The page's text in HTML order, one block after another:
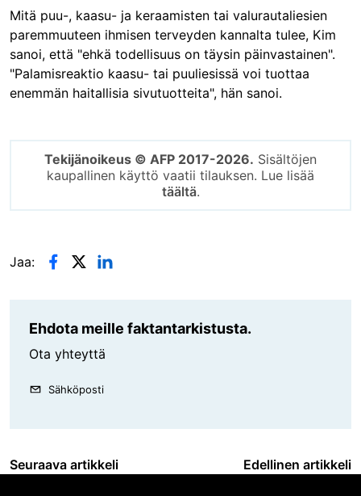
Mitä puu-, kaasu- ja keraamisten tai valurautaliesien
paremmuuteen ihmisen terveyden kannalta tulee, Kim
sanoi, että "ehkä todellisuus on täysin päinvastainen".
"Palamisreaktio kaasu- tai puuliesissä voi tuottaa
enemmän haitallisia sivutuotteita", hän sanoi.
Tekijänoikeus © AFP 2017-2026. Sisältöjen
kaupallinen käyttö vaatii tilauksen. Lue lisää
täältä.
Jaa:
Ehdota meille faktantarkistusta.
Ota yhteyttä
Sähköposti
Seuraava artikkeli Edellinen artikkeli